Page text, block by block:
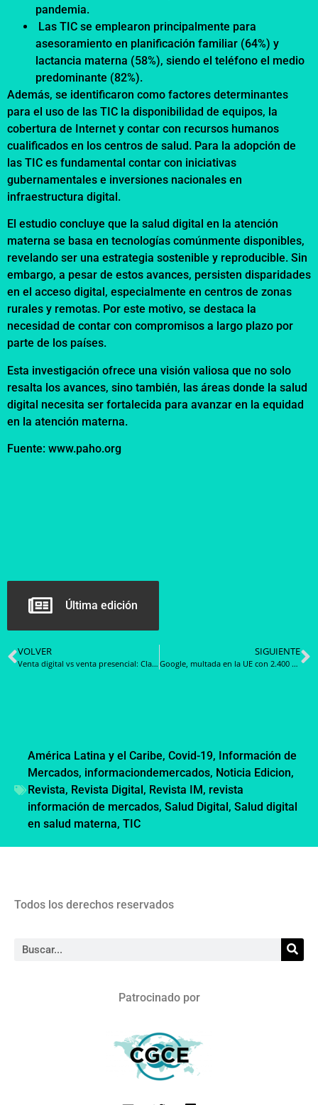
pandemia.
Las TIC se emplearon principalmente para
asesoramiento en planificación familiar (64%) y
lactancia materna (58%), siendo el teléfono el medio
predominante (82%).
Además, se identificaron como factores determinantes
para el uso de las TIC la disponibilidad de equipos, la
cobertura de Internet y contar con recursos humanos
cualificados en los centros de salud. Para la adopción de
las TIC es fundamental contar con iniciativas
gubernamentales e inversiones nacionales en
infraestructura digital.
El estudio concluye que la salud digital en la atención
materna se basa en tecnologías comúnmente disponibles,
revelando ser una estrategia sostenible y reproducible. Sin
embargo, a pesar de estos avances, persisten disparidades
en el acceso digital, especialmente en centros de zonas
rurales y remotas. Por este motivo, se destaca la
necesidad de contar con compromisos a largo plazo por
parte de los países.
Esta investigación ofrece una visión valiosa que no solo
resalta los avances, sino también, las áreas donde la salud
digital necesita ser fortalecida para avanzar en la equidad
en la atención materna.
Fuente: www.paho.org
Última edición
VOLVER
Venta digital vs venta presencial: Claves para elegir la mejor estrategia comercial
SIGUIENTE
Google, multada en la UE con 2.400 M€ por abuso de posición dominante con Shopping
América Latina y el Caribe, Covid-19, Información de
Mercados, informaciondemercados, Noticia Edicion,
Revista, Revista Digital , Revista IM , revista
información de mercados, Salud Digital , Salud digital
en salud materna, TIC
Todos los derechos reservados
Patrocinado por